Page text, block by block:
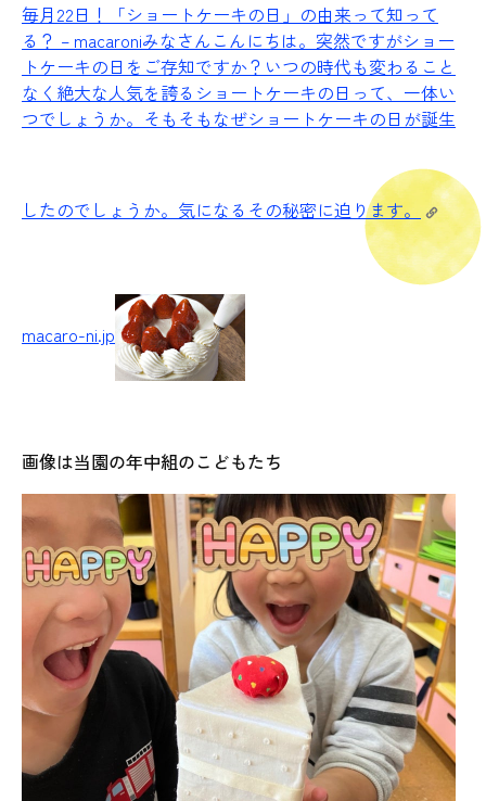
毎月22日！「ショートケーキの日」の由来って知って
る？ – macaroniみなさんこんにちは。突然ですがショー
トケーキの日をご存知ですか？いつの時代も変わること
なく絶大な人気を誇るショートケーキの日って、一体い
つでしょうか。そもそもなぜショートケーキの日が誕生
したのでしょうか。気になるその秘密に迫ります。
macaro-ni.jp
画像は当園の年中組のこどもたち